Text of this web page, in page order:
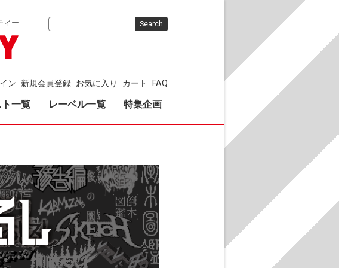
ィー
ン 新規会員登録 お気に入り カート FAQ
一覧 レーベル一覧 特集企画
Search